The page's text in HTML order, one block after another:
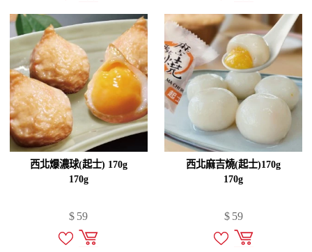
西北爆濃球(起士) 170g
170g
$ 59
西北麻吉燒(起士)170g
170g
$ 59